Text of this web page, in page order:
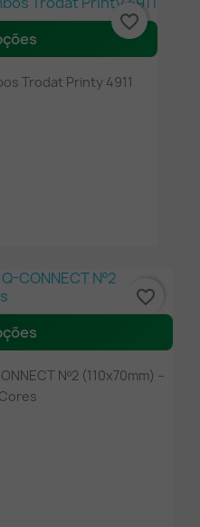
Trodat Printy 4911
favorite_border
Nº2 (110x70mm) –
favorite_border